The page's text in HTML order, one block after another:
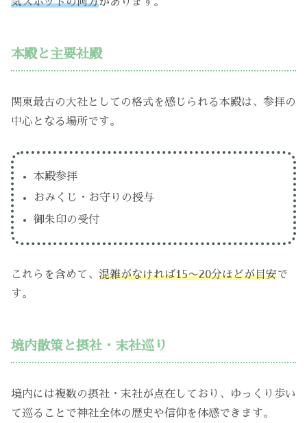
本殿と主要社殿
関東最古の大社としての格式を感じられる本殿は、参拝の
中心となる場所です。
本殿参拝
おみくじ・お守りの授与
御朱印の受付
これらを含めて、 混雑がなければ15〜20分ほどが目安で
す。
境内散策と摂社・末社巡り
境内には複数の摂社・末社が点在しており、ゆっくり歩い
て巡ることで神社全体の歴史や信仰を体感できます。